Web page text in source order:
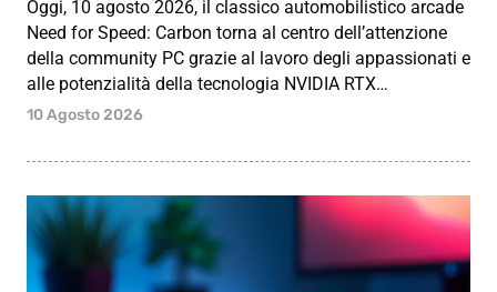
Oggi, 10 agosto 2026, il classico automobilistico arcade
Need for Speed: Carbon torna al centro dell’attenzione
della community PC grazie al lavoro degli appassionati e
alle potenzialità della tecnologia NVIDIA RTX…
10 Agosto 2026